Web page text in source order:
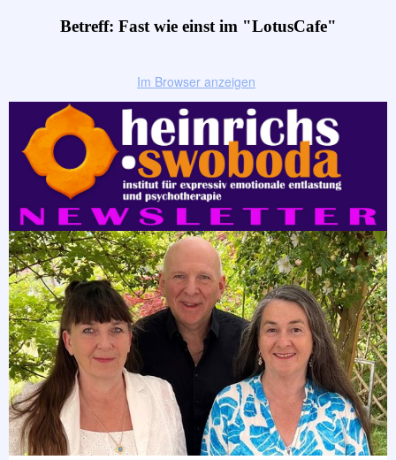
Betreff: Fast wie einst im "LotusCafe"
Im Browser anzeigen